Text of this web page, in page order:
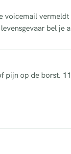
bel je
op de borst.